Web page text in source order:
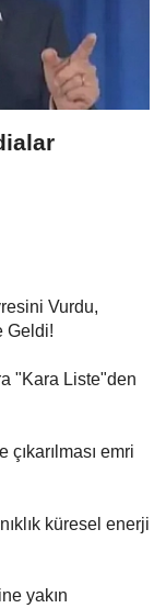
Vurdu,
Geldi!
"Kara Liste"den
emri
küresel enerji
yakın